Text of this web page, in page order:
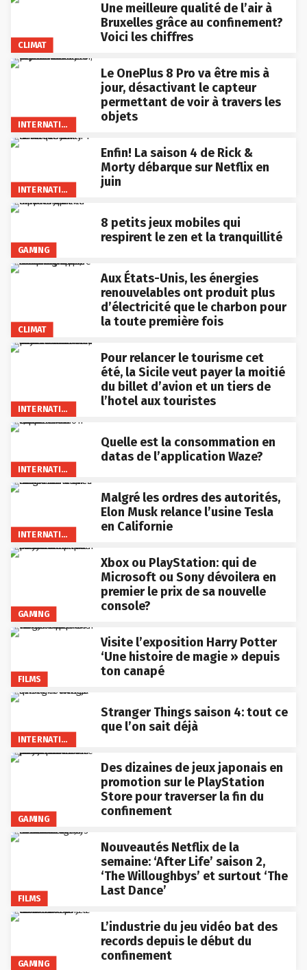
CLIMAT
Une meilleure qualité de l’air à
Bruxelles grâce au confinement?
Voici les chiffres
INTERNATIONAL
Le OnePlus 8 Pro va être mis à
jour, désactivant le capteur
permettant de voir à travers les
objets
INTERNATIONAL
Enfin! La saison 4 de Rick &
Morty débarque sur Netflix en
juin
GAMING
8 petits jeux mobiles qui
respirent le zen et la tranquillité
CLIMAT
Aux États-Unis, les énergies
renouvelables ont produit plus
d’électricité que le charbon pour
la toute première fois
INTERNATIONAL
Pour relancer le tourisme cet
été, la Sicile veut payer la moitié
du billet d’avion et un tiers de
l’hotel aux touristes
INTERNATIONAL
Quelle est la consommation en
datas de l’application Waze?
INTERNATIONAL
Malgré les ordres des autorités,
Elon Musk relance l’usine Tesla
en Californie
GAMING
Xbox ou PlayStation: qui de
Microsoft ou Sony dévoilera en
premier le prix de sa nouvelle
console?
FILMS
Visite l’exposition Harry Potter
‘Une histoire de magie » depuis
ton canapé
INTERNATIONAL
Stranger Things saison 4: tout ce
que l’on sait déjà
GAMING
Des dizaines de jeux japonais en
promotion sur le PlayStation
Store pour traverser la fin du
confinement
FILMS
Nouveautés Netflix de la
semaine: ‘After Life’ saison 2,
‘The Willoughbys’ et surtout ‘The
Last Dance’
GAMING
L’industrie du jeu vidéo bat des
records depuis le début du
confinement